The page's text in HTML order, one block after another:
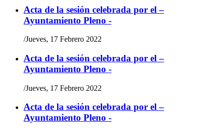
Acta de la sesión celebrada por el –
Ayuntamiento Pleno -
/Jueves, 17 Febrero 2022
Acta de la sesión celebrada por el –
Ayuntamiento Pleno -
/Jueves, 17 Febrero 2022
Acta de la sesión celebrada por el –
Ayuntamiento Pleno -